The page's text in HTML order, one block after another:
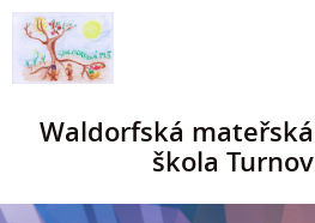
Waldorfská mateřská
škola Turnov